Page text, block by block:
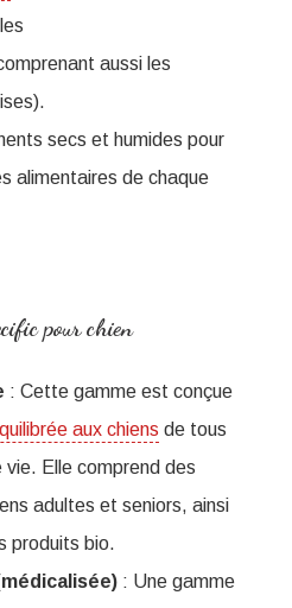
aussi les
secs et humides pour
alimentaires de chaque
pour chien
: Cette gamme est conçue
aux chiens de tous
Elle comprend des
adultes et seniors, ainsi
produits bio.
: Une gamme